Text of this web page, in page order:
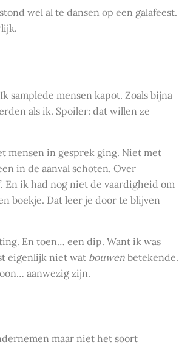
wel al te dansen op een galafeest.
samplede mensen kapot. Zoals bijna
als ik. Spoiler: dat willen ze
mensen in gesprek ging. Niet met
in de aanval schoten. Over
En ik had nog niet de vaardigheid om
boekje. Dat leer je door te blijven
En toen… een dip. Want ik was
eigenlijk niet wat bouwen betekende.
aanwezig zijn.
maar niet het soort